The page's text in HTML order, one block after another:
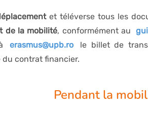
et téléverse tous les
de la mobilité, conformément au
erasmus@upb.ro
le billet de
du contrat financier.
Pendant la